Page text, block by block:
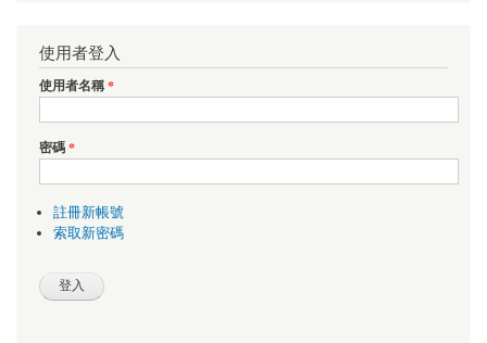
使用者登入
使用者名稱*
密碼*
註冊新帳號
索取新密碼